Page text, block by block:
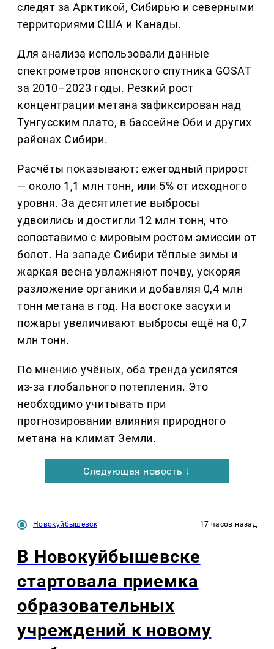
следят за Арктикой, Сибирью и северными
территориями США и Канады.
Для анализа использовали данные
спектрометров японского спутника GOSAT
за 2010–2023 годы. Резкий рост
концентрации метана зафиксирован над
Тунгусским плато, в бассейне Оби и других
районах Сибири.
Расчёты показывают: ежегодный прирост
— около 1,1 млн тонн, или 5% от исходного
уровня. За десятилетие выбросы
удвоились и достигли 12 млн тонн, что
сопоставимо с мировым ростом эмиссии от
болот. На западе Сибири тёплые зимы и
жаркая весна увлажняют почву, ускоряя
разложение органики и добавляя 0,4 млн
тонн метана в год. На востоке засухи и
пожары увеличивают выбросы ещё на 0,7
млн тонн.
По мнению учёных, оба тренда усилятся
из-за глобального потепления. Это
необходимо учитывать при
прогнозировании влияния природного
метана на климат Земли.
Следующая новость ↓
Новокуйбышевск 17 часов назад
В Новокуйбышевске
стартовала приемка
образовательных
учреждений к новому